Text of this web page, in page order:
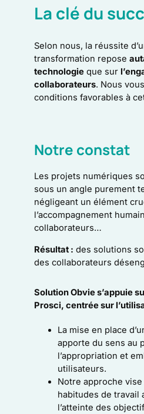
La clé du
Selon nous, la réussite
transformation repose
technologie que sur
collaborateurs. Nous
conditions favorables à
Notre constat
Les projets numériques
sous un angle purement
négligeant un élément
l’accompagnement
collaborateurs…
Résultat : des solutions
des collaborateurs
Solution Obvie s’appuie
Prosci, centrée sur
La mise en place
apporte du sens au
l’appropriation et
utilisateurs.
Notre approche
habitudes de travail
l’atteinte des